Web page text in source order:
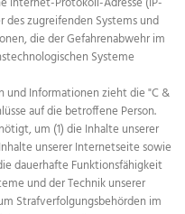
des zugreifenden Systems und
die der Gefahrenabwehr im
Systeme
und Informationen zieht die "C &
auf die betroffene Person.
um (1) die Inhalte unserer
unserer Internetseite sowie
dauerhafte Funktionsfähigkeit
und der Technik unserer
Strafverfolgungsbehörden im